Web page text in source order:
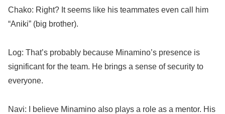
Chako: Right? It seems like his teammates even call him
“Aniki” (big brother).
Log: That’s probably because Minamino’s presence is
significant for the team. He brings a sense of security to
everyone.
Navi: I believe Minamino also plays a role as a mentor. His